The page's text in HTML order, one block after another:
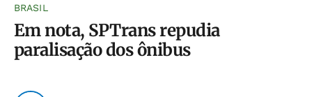
BRASIL
Em nota, SPTrans repudia
paralisação dos ônibus